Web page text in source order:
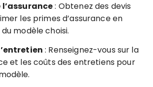
: Obtenez des devis
les primes d’assurance en
modèle choisi.
: Renseignez-vous sur la
et les coûts des entretiens pour